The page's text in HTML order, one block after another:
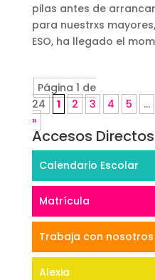
pilas antes de
para nuestrxs
ESO, ha llegado el
Página 1 de
24
1 2 3 4 5 ...
»
Accesos Directos
Calendario Escolar
Matrícula
Trabaja con nosotros
Alexia